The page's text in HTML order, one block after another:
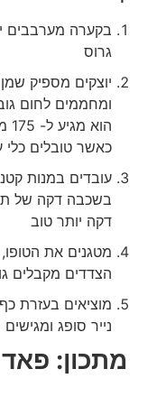
בקערה מערבבים
גרוס
ומחממים לחום גובה
הוא
כאשר טובלים כלי
עובדים במנות
בשכבה דקה של
דקה יותר טוב
מטגנים את הטופו,
הצדדים מקבלים גוון
מוציאים בעזרת כף
נייר סופג ומגישים
מתכון: פאד